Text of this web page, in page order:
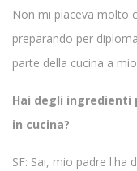
Non mi piaceva molto
preparando per
parte della cucina a
Hai degli ingredienti
in cucina?
SF: Sai, mio ​​padre l'ha